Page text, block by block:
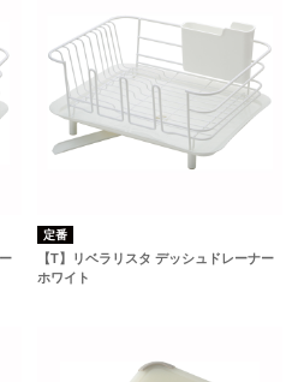
定番
【T】リベラリスタ デッシュドレーナー
ホワイト